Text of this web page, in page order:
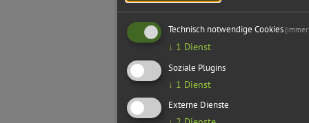
Technisch notwendige Cookies
↓ 1 Dienst
Soziale Plugins
↓ 1 Dienst
Externe Dienste